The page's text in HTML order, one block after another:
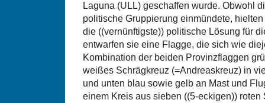
Laguna (ULL) geschaffen wurde. Obwohl
politische Gruppierung einmündete,
die ((vernünftigste)) politische Lösung für
entwarfen sie eine Flagge, die sich wie
Kombination der beiden Provinzflaggen
weißes Schrägkreuz (=Andreaskreuz) in
und unten blau sowie gelb an Mast und
einem Kreis aus sieben ((5-eckigen)) roten